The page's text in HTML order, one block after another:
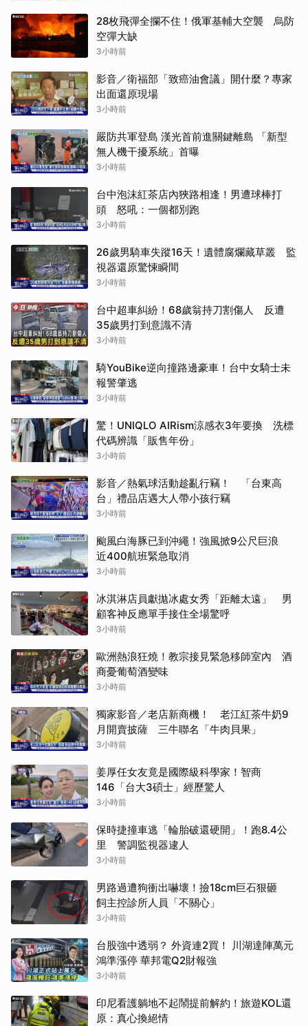
28枚飛彈全攔不住！俄軍基輔大空襲 烏防
空彈大缺
3小時前
影音／衛福部「致癌油會議」開什麼？專家
出面還原現場
3小時前
嚴防共軍登島 漢光首前進關鍵離島 「新型
無人機干擾系統」首曝
3小時前
台中泡沫紅茶店內狹路相逢！男遭球棒打
頭 怒吼：一個都別跑
3小時前
26歲男騎車失蹤16天！遺體腐爛藏草叢 監
視器還原驚悚瞬間
3小時前
台中超車糾紛！68歲翁持刀割傷人 反遭
35歲男打到意識不清
3小時前
騎YouBike逆向撞路邊豪車！台中女騎士未
報警肇逃
3小時前
驚！UNIQLO AIRism涼感衣3年要換 洗標
代碼辨識「販售年份」
3小時前
影音／熱氣球活動趁亂行竊！ 「台東高
台」禮品店遇大人帶小孩行竊
3小時前
颱風白海豚已到沖繩！強風掀9公尺巨浪
近400航班緊急取消
3小時前
冰淇淋店員獻拋冰處女秀「距離太遠」 男
顧客神反應單手接住全場驚呼
3小時前
歐洲熱浪狂燒！教宗接見緊急移師室內 酒
商憂葡萄酒變味
3小時前
獨家影音／老店新商機！ 老江紅茶牛奶9
月開賣披薩 三牛聯名「牛肉貝果」
3小時前
姜厚任女友竟是國際級科學家！智商
146「台大3碩士」經歷驚人
3小時前
保時捷撞車逃「輪胎破還硬開」！跑8.4公
里 警調監視器逮人
3小時前
男路過遭狗衝出嚇壞！撿18cm巨石狠砸
飼主控診所人員「不關心」
3小時前
台股強中透弱？ 外資連2買！ 川湖達陣萬元
鴻準漲停 華邦電Q2財報強
3小時前
印尼看護躺地不起鬧提前解約！旅遊KOL還
原：真心換絕情